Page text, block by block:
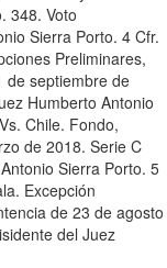
348. Voto
Sierra Porto. 4 Cfr.
Preliminares,
de septiembre de
Humberto Antonio
Chile. Fondo,
de 2018. Serie C
Sierra Porto. 5
Excepción
de 23 de agosto
del Juez